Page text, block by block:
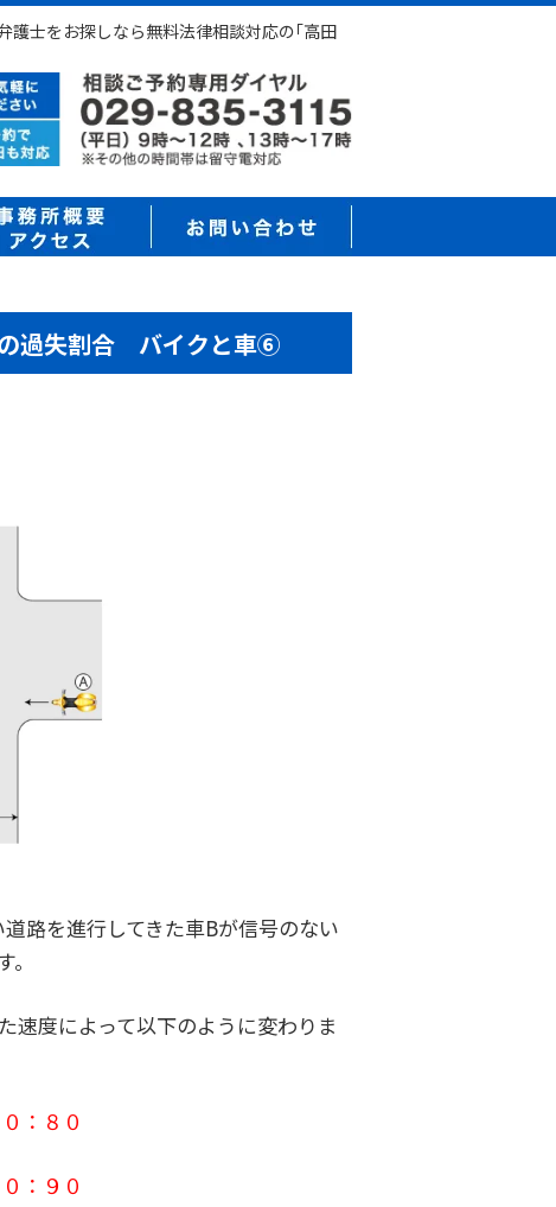
士をお探しなら無料法律相談対応の｢高田
の過失割合 バイクと車⑥
路を進行してきた車Bが信号のない
速度によって以下のように変わりま
：８０
：９０